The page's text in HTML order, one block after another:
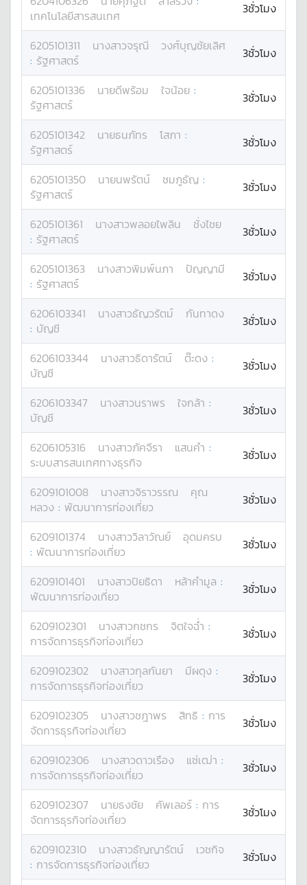
เทคโนโลยีสารสนเทศ
3ชั่วโมง
6205101311 นางสาวจรุณี
วงศ์บุญชัยเลิศ
: รัฐศาสตร์ 3ชั่วโมง
6205101336 นายดีพร้อม ใจน้อย :
รัฐศาสตร์
3ชั่วโมง
6205101342 นายธนภัทร โสภา :
รัฐศาสตร์
3ชั่วโมง
6205101350 นายนพรัตน์ ชมภูธัญ :
รัฐศาสตร์
3ชั่วโมง
6205101361 นางสาวพลอยไพลิน
ชั่งไชย
: รัฐศาสตร์ 3ชั่วโมง
6205101363 นางสาวพิมพ์นภา
ปัญญามี
: รัฐศาสตร์ 3ชั่วโมง
6206103341 นางสาวธัญวรัตม์
กันทาดง
: บัญชี 3ชั่วโมง
6206103344 นางสาวธิดารัตน์ ต๊ะดง :
บัญชี
3ชั่วโมง
6206103347 นางสาวนราพร ใจกล้า :
บัญชี
3ชั่วโมง
6206105316 นางสาวภัคจีรา แสนคำ :
ระบบสารสนเทศทางธุรกิจ
3ชั่วโมง
6209101008 นางสาวจิราวรรณ
คุณ
หลวง : พัฒนาการท่องเที่ยว 3ชั่วโมง
6209101374 นางสาววิลาวัณย์
อุดมครบ
: พัฒนาการท่องเที่ยว 3ชั่วโมง
6209101401 นางสาวปิยธิดา หล้าคำมูล :
พัฒนาการท่องเที่ยว
3ชั่วโมง
6209102301 นางสาวกชกร จิตใจฉ่ำ :
การจัดการธุรกิจท่องเที่ยว
3ชั่วโมง
6209102302 นางสาวกุลกันยา มีผดุง :
การจัดการธุรกิจท่องเที่ยว
3ชั่วโมง
6209102305 นางสาวชฎาพร สิทธิ : การ
จัดการธุรกิจท่องเที่ยว
3ชั่วโมง
6209102306 นางสาวดาวเรือง แซ่เฒ่า :
การจัดการธุรกิจท่องเที่ยว
3ชั่วโมง
6209102307 นายธงชัย คัพเลอร์ : การ
จัดการธุรกิจท่องเที่ยว
3ชั่วโมง
6209102310 นางสาวธัญญารัตน์
เวชกิจ
: การจัดการธุรกิจท่องเที่ยว 3ชั่วโมง